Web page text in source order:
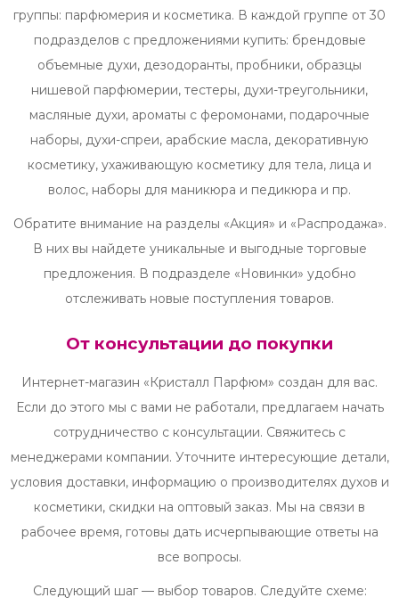
группы: парфюмерия и косметика. В каждой группе от 30
подразделов с предложениями купить: брендовые
объемные духи, дезодоранты, пробники, образцы
нишевой парфюмерии, тестеры, духи-треугольники,
масляные духи, ароматы с феромонами, подарочные
наборы, духи-спреи, арабские масла, декоративную
косметику, ухаживающую косметику для тела, лица и
волос, наборы для маникюра и педикюра и пр.
Обратите внимание на разделы «Акция» и «Распродажа».
В них вы найдете уникальные и выгодные торговые
предложения. В подразделе «Новинки» удобно
отслеживать новые поступления товаров.
От консультации до покупки
Интернет-магазин «Кристалл Парфюм» создан для вас.
Если до этого мы с вами не работали, предлагаем начать
сотрудничество с консультации. Свяжитесь с
менеджерами компании. Уточните интересующие детали,
условия доставки, информацию о производителях духов и
косметики, скидки на оптовый заказ. Мы на связи в
рабочее время, готовы дать исчерпывающие ответы на
все вопросы.
Следующий шаг — выбор товаров. Следуйте схеме: